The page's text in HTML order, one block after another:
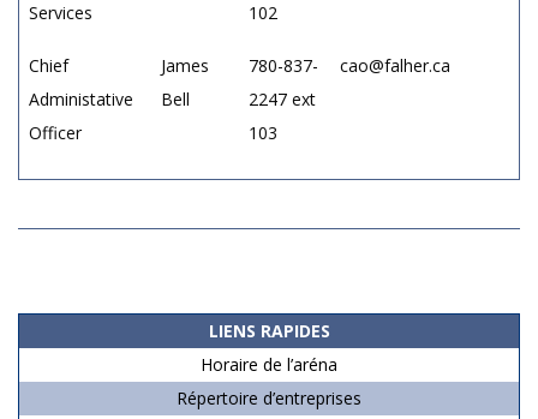
Services
102
Chief
Administative
Officer
James
Bell
780-837-
2247 ext
103
cao@falher.ca
11
LIENS RAPIDES
Horaire de l’aréna
Répertoire d’entreprises